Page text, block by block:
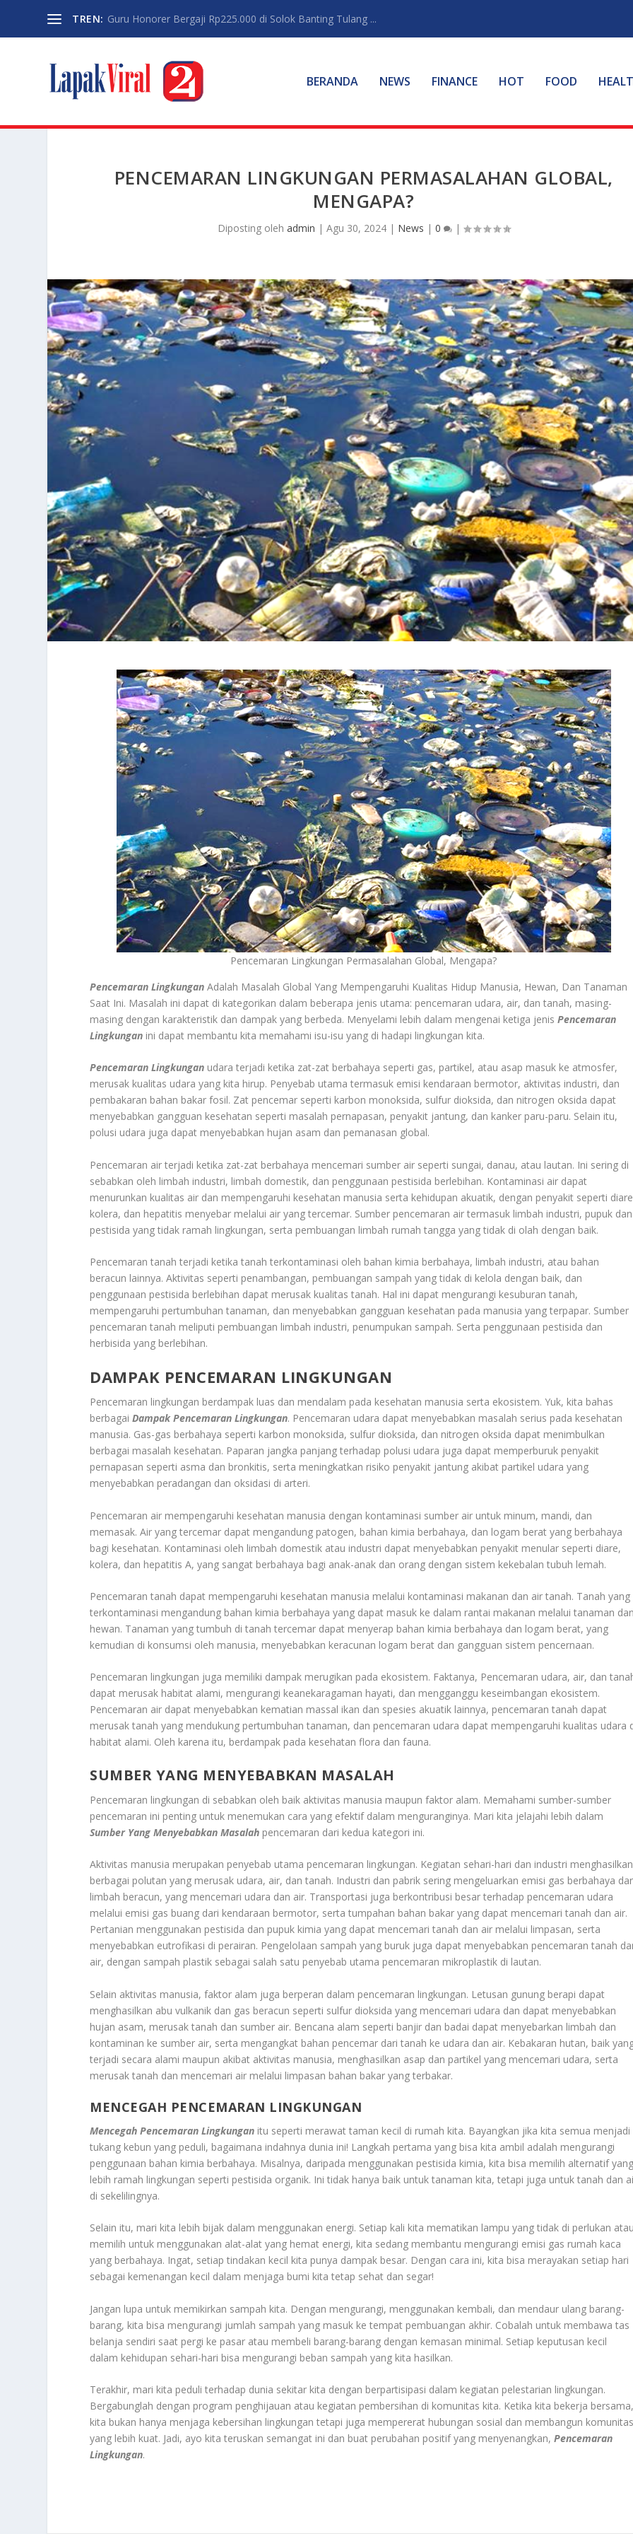
TREN: Guru Honorer Bergaji Rp225.000 di Solok Banting Tulang ...
BERANDA NEWS FINANCE HOT FOOD
PENCEMARAN LINGKUNGAN PERMASALAHAN GLOBAL,
MENGAPA?
Diposting oleh admin | Agu 30, 2024| News | 0 |
Pencemaran Lingkungan Permasalahan Global, Mengapa?
Pencemaran Lingkungan Adalah Masalah Global Yang Mempengaruhi Kualitas Hidup Manusia, Hewan, Dan Tanaman
Saat Ini. Masalah ini dapat di kategorikan dalam beberapa jenis utama: pencemaran udara, air, dan tanah, masing-
masing dengan karakteristik dan dampak yang berbeda. Menyelami lebih dalam mengenai ketiga jenisPencemaran
Lingkungan ini dapat membantu kita memahami isu-isu yang di hadapi lingkungan kita.
Pencemaran Lingkungan udara terjadi ketika zat-zat berbahaya seperti gas, partikel, atau asap masuk ke atmosfer,
merusak kualitas udara yang kita hirup. Penyebab utama termasuk emisi kendaraan bermotor, aktivitas industri, dan
pembakaran bahan bakar fosil. Zat pencemar seperti karbon monoksida, sulfur dioksida, dan nitrogen oksida dapat
menyebabkan gangguan kesehatan seperti masalah pernapasan, penyakit jantung, dan kanker paru-paru. Selain itu,
polusi udara juga dapat menyebabkan hujan asam dan pemanasan global.
Pencemaran air terjadi ketika zat-zat berbahaya mencemari sumber air seperti sungai, danau, atau lautan. Ini sering di
sebabkan oleh limbah industri, limbah domestik, dan penggunaan pestisida berlebihan. Kontaminasi air dapat
menurunkan kualitas air dan mempengaruhi kesehatan manusia serta kehidupan akuatik, dengan penyakit seperti
kolera, dan hepatitis menyebar melalui air yang tercemar. Sumber pencemaran air termasuk limbah industri, pupuk dan
pestisida yang tidak ramah lingkungan, serta pembuangan limbah rumah tangga yang tidak di olah dengan baik.
Pencemaran tanah terjadi ketika tanah terkontaminasi oleh bahan kimia berbahaya, limbah industri, atau bahan
beracun lainnya. Aktivitas seperti penambangan, pembuangan sampah yang tidak di kelola dengan baik, dan
penggunaan pestisida berlebihan dapat merusak kualitas tanah. Hal ini dapat mengurangi kesuburan tanah,
mempengaruhi pertumbuhan tanaman, dan menyebabkan gangguan kesehatan pada manusia yang terpapar. Sumber
pencemaran tanah meliputi pembuangan limbah industri, penumpukan sampah. Serta penggunaan pestisida dan
herbisida yang berlebihan.
DAMPAK PENCEMARAN LINGKUNGAN
Pencemaran lingkungan berdampak luas dan mendalam pada kesehatan manusia serta ekosistem. Yuk, kita bahas
berbagaiDampak Pencemaran Lingkungan. Pencemaran udara dapat menyebabkan masalah serius pada kesehatan
manusia. Gas-gas berbahaya seperti karbon monoksida, sulfur dioksida, dan nitrogen oksida dapat menimbulkan
berbagai masalah kesehatan. Paparan jangka panjang terhadap polusi udara juga dapat memperburuk penyakit
pernapasan seperti asma dan bronkitis, serta meningkatkan risiko penyakit jantung akibat partikel udara yang
menyebabkan peradangan dan oksidasi di arteri.
Pencemaran air mempengaruhi kesehatan manusia dengan kontaminasi sumber air untuk minum, mandi, dan
memasak. Air yang tercemar dapat mengandung patogen, bahan kimia berbahaya, dan logam berat yang berbahaya
bagi kesehatan. Kontaminasi oleh limbah domestik atau industri dapat menyebabkan penyakit menular seperti diare,
kolera, dan hepatitis A, yang sangat berbahaya bagi anak-anak dan orang dengan sistem kekebalan tubuh lemah.
Pencemaran tanah dapat mempengaruhi kesehatan manusia melalui kontaminasi makanan dan air tanah. Tanah yang
terkontaminasi mengandung bahan kimia berbahaya yang dapat masuk ke dalam rantai makanan melalui tanaman dan
hewan. Tanaman yang tumbuh di tanah tercemar dapat menyerap bahan kimia berbahaya dan logam berat, yang
kemudian di konsumsi oleh manusia, menyebabkan keracunan logam berat dan gangguan sistem pencernaan.
Pencemaran lingkungan juga memiliki dampak merugikan pada ekosistem. Faktanya, Pencemaran udara, air, dan
dapat merusak habitat alami, mengurangi keanekaragaman hayati, dan mengganggu keseimbangan ekosistem.
Pencemaran air dapat menyebabkan kematian massal ikan dan spesies akuatik lainnya, pencemaran tanah dapat
merusak tanah yang mendukung pertumbuhan tanaman, dan pencemaran udara dapat mempengaruhi kualitas udara
habitat alami. Oleh karena itu, berdampak pada kesehatan flora dan fauna.
SUMBER YANG MENYEBABKAN MASALAH
Pencemaran lingkungan di sebabkan oleh baik aktivitas manusia maupun faktor alam. Memahami sumber-sumber
pencemaran ini penting untuk menemukan cara yang efektif dalam menguranginya. Mari kita jelajahi lebih dalam
Sumber Yang Menyebabkan Masalah pencemaran dari kedua kategori ini.
Aktivitas manusia merupakan penyebab utama pencemaran lingkungan. Kegiatan sehari-hari dan industri menghasilkan
berbagai polutan yang merusak udara, air, dan tanah. Industri dan pabrik sering mengeluarkan emisi gas berbahaya
limbah beracun, yang mencemari udara dan air. Transportasi juga berkontribusi besar terhadap pencemaran udara
melalui emisi gas buang dari kendaraan bermotor, serta tumpahan bahan bakar yang dapat mencemari tanah dan air.
Pertanian menggunakan pestisida dan pupuk kimia yang dapat mencemari tanah dan air melalui limpasan, serta
menyebabkan eutrofikasi di perairan. Pengelolaan sampah yang buruk juga dapat menyebabkan pencemaran tanah
air, dengan sampah plastik sebagai salah satu penyebab utama pencemaran mikroplastik di lautan.
Selain aktivitas manusia, faktor alam juga berperan dalam pencemaran lingkungan. Letusan gunung berapi dapat
menghasilkan abu vulkanik dan gas beracun seperti sulfur dioksida yang mencemari udara dan dapat menyebabkan
hujan asam, merusak tanah dan sumber air. Bencana alam seperti banjir dan badai dapat menyebarkan limbah dan
kontaminan ke sumber air, serta mengangkat bahan pencemar dari tanah ke udara dan air. Kebakaran hutan, baik
terjadi secara alami maupun akibat aktivitas manusia, menghasilkan asap dan partikel yang mencemari udara, serta
merusak tanah dan mencemari air melalui limpasan bahan bakar yang terbakar.
MENCEGAH PENCEMARAN LINGKUNGAN
Mencegah Pencemaran Lingkungan itu seperti merawat taman kecil di rumah kita. Bayangkan jika kita semua menjadi
tukang kebun yang peduli, bagaimana indahnya dunia ini! Langkah pertama yang bisa kita ambil adalah mengurangi
penggunaan bahan kimia berbahaya. Misalnya, daripada menggunakan pestisida kimia, kita bisa memilih alternatif yang
lebih ramah lingkungan seperti pestisida organik. Ini tidak hanya baik untuk tanaman kita, tetapi juga untuk tanah dan
di sekelilingnya.
Selain itu, mari kita lebih bijak dalam menggunakan energi. Setiap kali kita mematikan lampu yang tidak di perlukan atau
memilih untuk menggunakan alat-alat yang hemat energi, kita sedang membantu mengurangi emisi gas rumah kaca
yang berbahaya. Ingat, setiap tindakan kecil kita punya dampak besar. Dengan cara ini, kita bisa merayakan setiap hari
sebagai kemenangan kecil dalam menjaga bumi kita tetap sehat dan segar!
Jangan lupa untuk memikirkan sampah kita. Dengan mengurangi, menggunakan kembali, dan mendaur ulang barang-
barang, kita bisa mengurangi jumlah sampah yang masuk ke tempat pembuangan akhir. Cobalah untuk membawa tas
belanja sendiri saat pergi ke pasar atau membeli barang-barang dengan kemasan minimal. Setiap keputusan kecil
dalam kehidupan sehari-hari bisa mengurangi beban sampah yang kita hasilkan.
Terakhir, mari kita peduli terhadap dunia sekitar kita dengan berpartisipasi dalam kegiatan pelestarian lingkungan.
Bergabunglah dengan program penghijauan atau kegiatan pembersihan di komunitas kita. Ketika kita bekerja bersama,
kita bukan hanya menjaga kebersihan lingkungan tetapi juga mempererat hubungan sosial dan membangun komunitas
yang lebih kuat. Jadi, ayo kita teruskan semangat ini dan buat perubahan positif yang menyenangkan,Pencemaran
Lingkungan.